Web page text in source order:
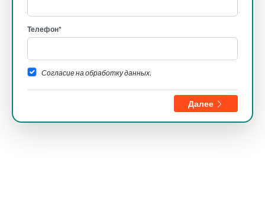
Телефон*
Согласие на обработку данных.
Далее